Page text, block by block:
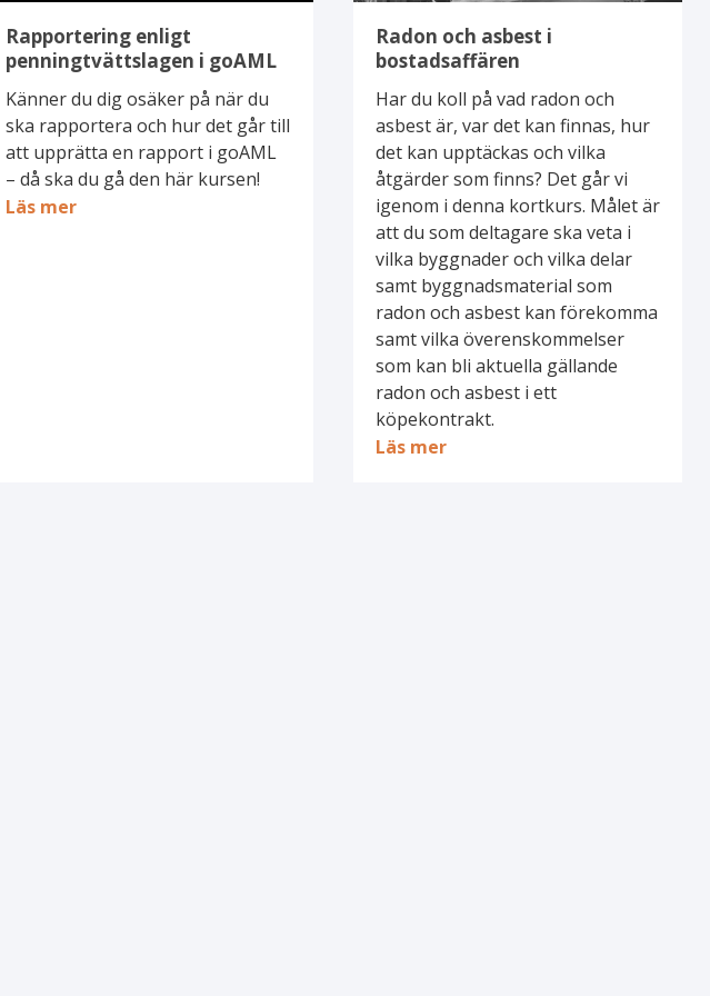
Rapportering enligt
penningtvättslagen i goAML
Känner du dig osäker på när du
ska rapportera och hur det går till
att upprätta en rapport i goAML
– då ska du gå den här kursen!
Läs mer
Radon och asbest i
bostadsaffären
Har du koll på vad radon och
asbest är, var det kan finnas, hur
det kan upptäckas och vilka
åtgärder som finns? Det går vi
igenom i denna kortkurs. Målet är
att du som deltagare ska veta i
vilka byggnader och vilka delar
samt byggnadsmaterial som
radon och asbest kan förekomma
samt vilka överenskommelser
som kan bli aktuella gällande
radon och asbest i ett
köpekontrakt.
Läs mer